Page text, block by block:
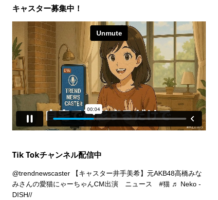
キャスター募集中！
Tik Tokチャンネル配信中
@trendnewscaster【キャスター井手美希】元AKB48高橋みな
みさんの愛猫にゃーちゃんCM出演 ニュース #猫 ♬ Neko -
DISH//